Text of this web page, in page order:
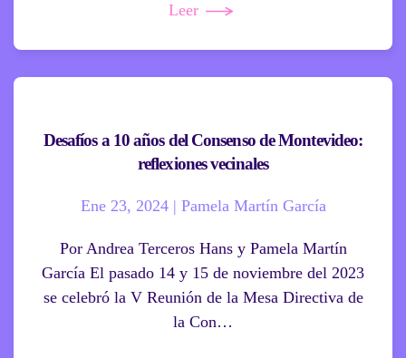
Leer
Desafíos a 10 años del Consenso de Montevideo:
reflexiones vecinales
Ene 23, 2024 | Pamela Martín García
Por Andrea Terceros Hans y Pamela Martín
García El pasado 14 y 15 de noviembre del 2023
se celebró la V Reunión de la Mesa Directiva de
la Con…